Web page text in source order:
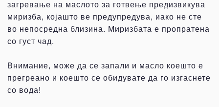
загревање на маслото за готвење предизвикува
миризба, којашто ве предупредува, иако не сте
во непосредна близина. Миризбата е пропратена
со густ чад.
Внимание, може да се запали и масло коешто е
прегреано и коешто се обидувате да го изгаснете
со вода!